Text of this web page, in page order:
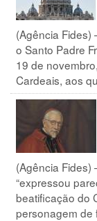
(Agência Fides)
o Santo Padre
19 de
Cardeais, aos
(Agência Fides)
“expressou
beatificação do
personagem de